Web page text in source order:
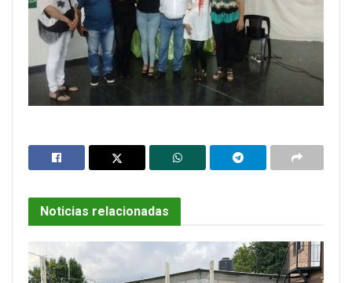
Noticias relacionadas